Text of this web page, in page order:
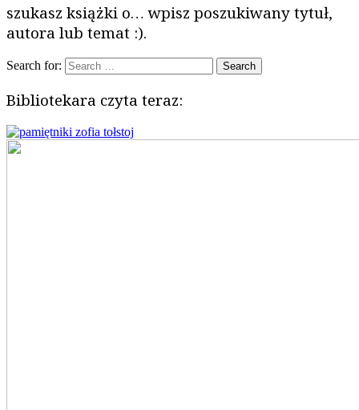
szukasz książki o… wpisz poszukiwany tytuł,
autora lub temat :).
Search for:
Bibliotekara czyta teraz: